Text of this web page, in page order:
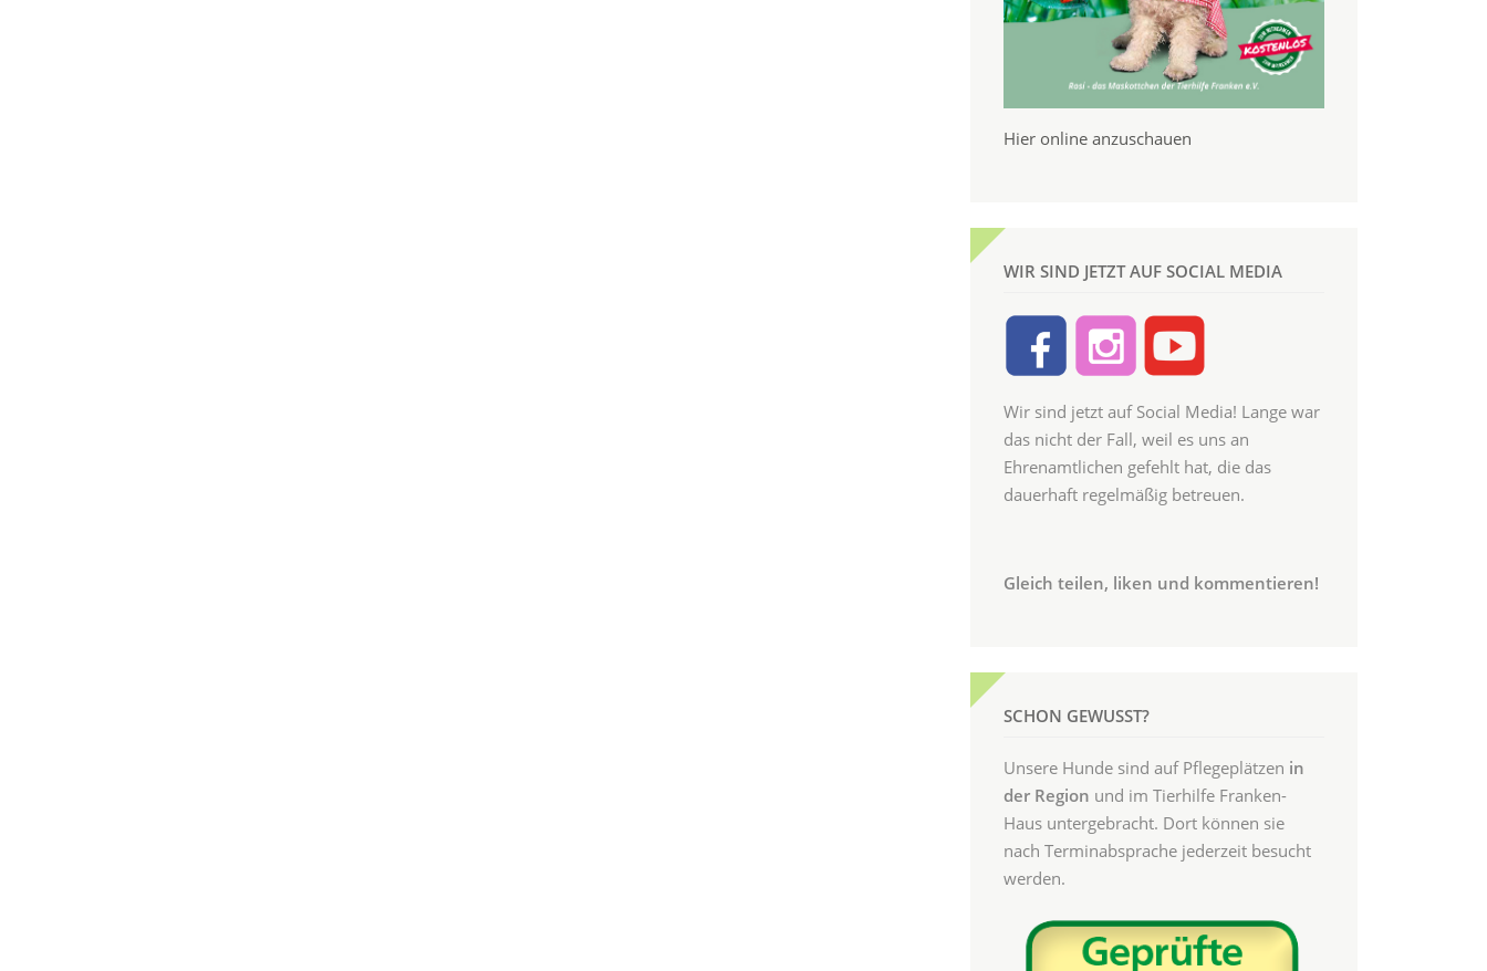
Hier online anzuschauen
WIR SIND JETZT AUF SOCIAL MEDIA
Wir sind jetzt auf Social Media! Lange war
das nicht der Fall, weil es uns an
Ehrenamtlichen gefehlt hat, die das
dauerhaft regelmäßig betreuen.
Gleich teilen, liken und kommentieren!
SCHON GEWUSST?
Unsere Hunde sind auf Pflegeplätzen in
der Region und im Tierhilfe Franken-
Haus untergebracht. Dort können sie
nach Terminabsprache jederzeit besucht
werden.